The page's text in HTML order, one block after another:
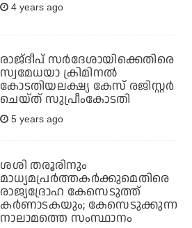
4 years ago
രാജ്ദീപ് സര്‍ദേശായിക്കെതിരെ
സ്വമേധയാ ക്രിമിനല്‍
കോടതിയലക്ഷ്യ കേസ് രജിസ്റ്റര്‍
ചെയ്ത് സുപ്രീംകോടതി
5 years ago
ശശി തരൂരിനും
മാധ്യമപ്രര്‍ത്തകര്‍ക്കുമെതിരെ
രാജ്യദ്രോഹ കേസെടുത്ത്
കര്‍ണാടകയും; കേസെടുക്കുന്ന
നാലാമത്തെ സംസ്ഥാനം